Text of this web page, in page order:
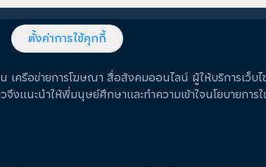
ตั้งค่าการใช้คุกกี้
ครือข่ายการโฆษณา สื่อสังคมออนไลน์ ผู้ให้บริการเว็บ
งแนะนำให้พี่มนุษย์ศึกษาและทำความเข้าใจนโยบายการ